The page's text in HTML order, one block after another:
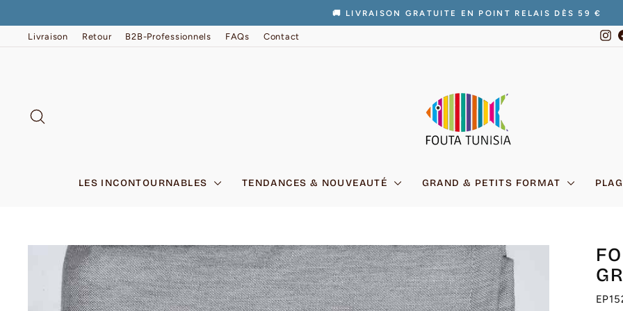
contenu
Diaporama
🚚 LIVRAISON GRATUITE EN POINT RELAIS DÈS 59 €
Livraison Retour B2B-Professionnels FAQs Contact
LES INCONTOURNABLES TENDANCES & NOUVEAUTÉ GRAND & PETITS FORMAT